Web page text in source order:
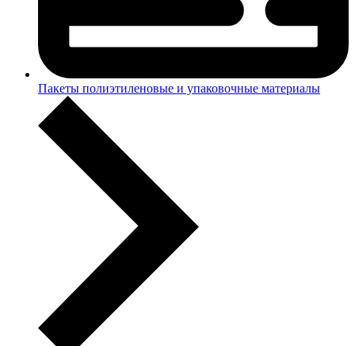
Пакеты полиэтиленовые и упаковочные материалы